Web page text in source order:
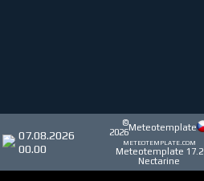
07.08.2026
00.00
©
2026Meteotemplate
meteotemplate.com
Meteotemplate 17.2
Nectarine